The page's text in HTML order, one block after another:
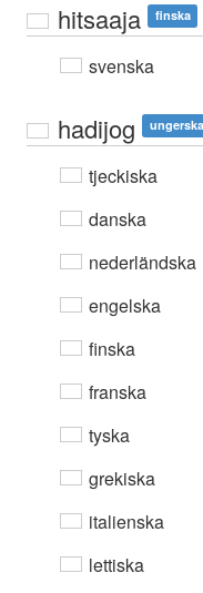
hitsaaja finska
svenska
hadijog ungerska
tjeckiska
danska
nederländska
engelska
finska
franska
tyska
grekiska
italienska
lettiska